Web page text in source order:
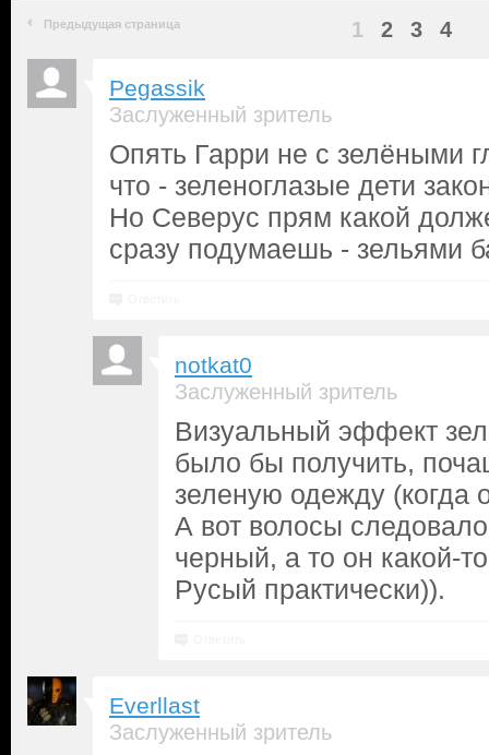
Предыдущая страница 1 2 3 4
Pegassik
Заслуженный зритель
Опять Гарри не с зелёными
что - зеленоглазые дети
Но Северус прям какой
сразу подумаешь - зельями
notkat0
Заслуженный зритель
Визуальный эффект
было бы получить,
зеленую одежду (когда
А вот волосы
черный, а то он какой-
Русый практически)).
Everllast
Заслуженный зритель